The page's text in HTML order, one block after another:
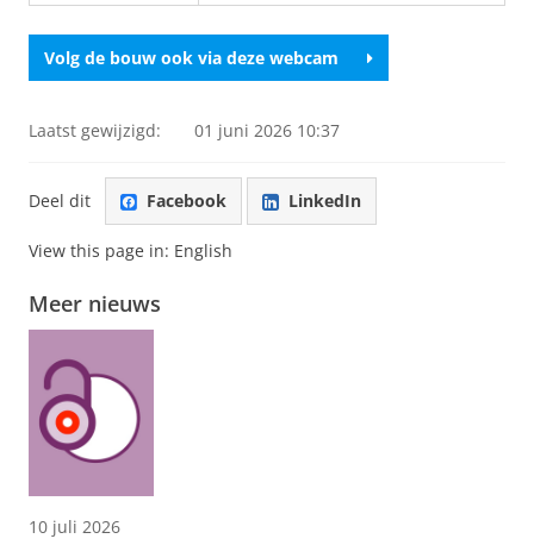
Volg de bouw ook via deze webcam
Laatst gewijzigd: 01 juni 2026 10:37
Deel dit Facebook LinkedIn
View this page in: English
Meer nieuws
10 juli 2026